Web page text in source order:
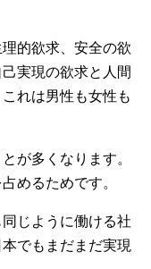
的欲求、安全の欲
実現の欲求と人間
れは男性も女性も
が多くなります。
めるためです。
じように働ける社
でもまだまだ実現